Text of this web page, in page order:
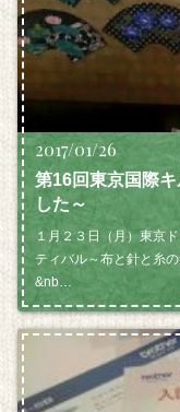
2017/01/26
第16回東京国際
した～
１月２３日（月）東京
ティバル～布と針と
&nb…